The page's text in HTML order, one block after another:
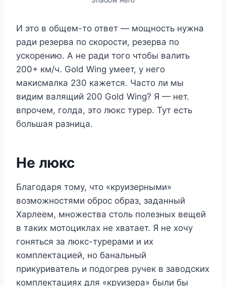
И это в общем-то ответ — мощность нужна
ради резерва по скорости, резерва по
ускорению. А не ради того чтобы валить
200+ км/ч. Gold Wing умеет, у него
макисмалка 230 кажется. Часто ли мы
видим валящий 200 Gold Wing? Я — нет.
впрочем, голда, это люкс турер. Тут есть
большая разница.
Не люкс
Благодаря тому, что «круизерными»
возможностями оброс образ, заданный
Харлеем, множества столь полезных вещей
в таких мотоциклах не хватает. Я не хочу
гоняться за люкс-турерами и их
комплектацией, но банальный
прикуриватель и подогрев ручек в заводских
комплектациях для «круизера» были бы